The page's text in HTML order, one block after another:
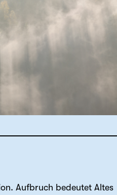
Aufbruch bedeutet Altes